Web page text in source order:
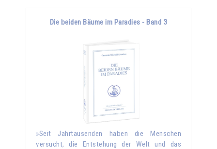
Die beiden Bäume im Paradies - Band 3
»Seit Jahrtausenden haben die Menschen
versucht, die Entstehung der Welt und das